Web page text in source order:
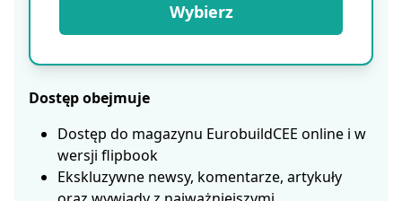
Wybierz
Dostęp obejmuje
Dostęp do magazynu EurobuildCEE online i w
wersji flipbook
Ekskluzywne newsy, komentarze, artykuły